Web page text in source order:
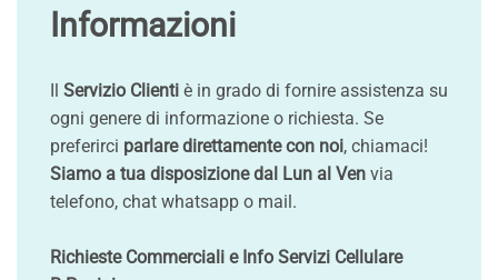
Informazioni
Servizio Clienti è in grado di fornire assistenza su
ogni genere di informazione o richiesta. Se
preferirci parlare direttamente con noi, chiamaci!
Siamo a tua disposizione dal Lun al Ven via
telefono, chat whatsapp o mail.
Richieste Commerciali e Info Servizi Cellulare